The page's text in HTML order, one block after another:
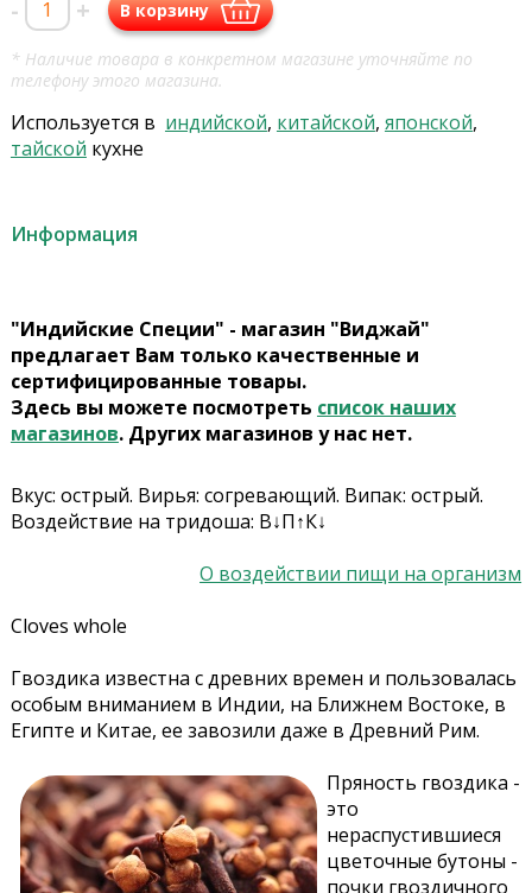
- + В корзину
* Наличие товара в конкретном магазине уточняйте по
телефону этого магазина.
Используется в индийской, китайской, японской,
тайской кухне
Информация
"Индийские Специи" - магазин "Виджай"
предлагает Вам только качественные и
сертифицированные товары.
Здесь вы можете посмотреть список наших
магазинов. Других магазинов у нас нет.
Вкус: острый. Вирья: cогревающий. Випак: острый.
Воздействие на тридоша: В↓П↑К↓
О воздействии пищи на организм
Cloves whole
Гвоздика известна с древних времен и пользовалась
особым вниманием в Индии, на Ближнем Востоке, в
Египте и Китае, ее завозили даже в Древний Рим.
Пряность гвоздика -
это
нераспустившиеся
цветочные бутоны -
почки гвоздичного